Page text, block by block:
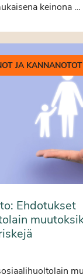
keinona …
JA KANNANOTOT
Ehdotukset